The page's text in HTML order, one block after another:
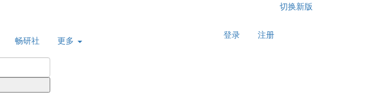
切换新版
畅研社 更多 登录 注册